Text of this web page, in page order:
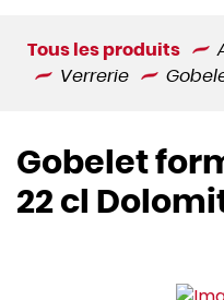
Tous les produits
Verrerie
Gobelet
22 cl